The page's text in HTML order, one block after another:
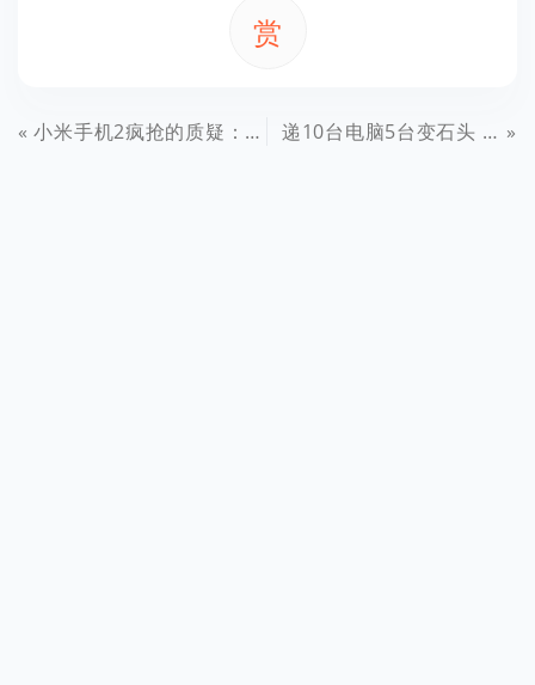
赏
小米手机2疯抢的质疑：大批黄牛来捣乱！都是验证码惹的祸！ 递10台电脑5台变石头 快递公司只赔千元（图）